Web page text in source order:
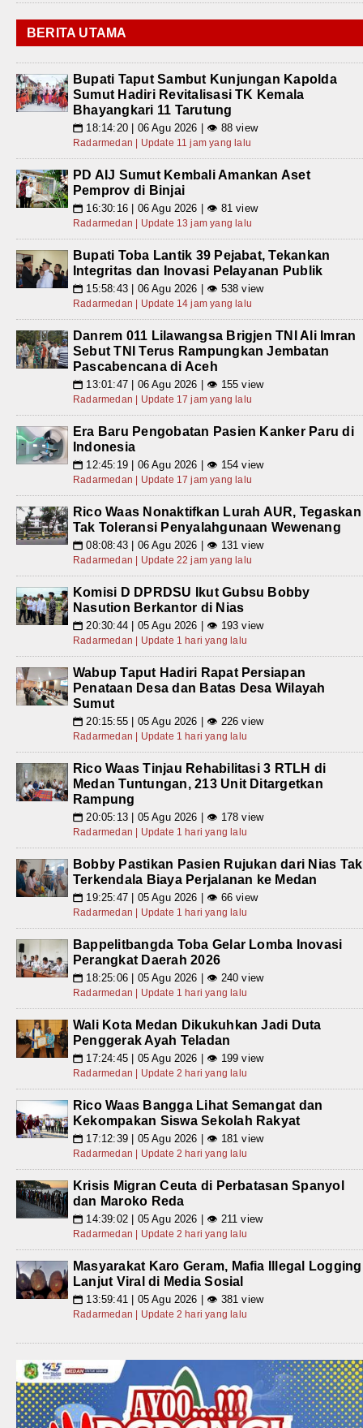
BERITA UTAMA
Bupati Taput Sambut Kunjungan Kapolda
Sumut Hadiri Revitalisasi TK Kemala
Bhayangkari 11 Tarutung
📅 18:14:20 | 06 Agu 2026 | 👁 88 view
Radarmedan | Update 11 jam yang lalu
PD AIJ Sumut Kembali Amankan Aset
Pemprov di Binjai
📅 16:30:16 | 06 Agu 2026 | 👁 81 view
Radarmedan | Update 13 jam yang lalu
Bupati Toba Lantik 39 Pejabat, Tekankan
Integritas dan Inovasi Pelayanan Publik
📅 15:58:43 | 06 Agu 2026 | 👁 538 view
Radarmedan | Update 14 jam yang lalu
Danrem 011 Lilawangsa Brigjen TNI Ali Imran
Sebut TNI Terus Rampungkan Jembatan
Pascabencana di Aceh
📅 13:01:47 | 06 Agu 2026 | 👁 155 view
Radarmedan | Update 17 jam yang lalu
Era Baru Pengobatan Pasien Kanker Paru di
Indonesia
📅 12:45:19 | 06 Agu 2026 | 👁 154 view
Radarmedan | Update 17 jam yang lalu
Rico Waas Nonaktifkan Lurah AUR, Tegaskan
Tak Toleransi Penyalahgunaan Wewenang
📅 08:08:43 | 06 Agu 2026 | 👁 131 view
Radarmedan | Update 22 jam yang lalu
Komisi D DPRDSU Ikut Gubsu Bobby
Nasution Berkantor di Nias
📅 20:30:44 | 05 Agu 2026 | 👁 193 view
Radarmedan | Update 1 hari yang lalu
Wabup Taput Hadiri Rapat Persiapan
Penataan Desa dan Batas Desa Wilayah
Sumut
📅 20:15:55 | 05 Agu 2026 | 👁 226 view
Radarmedan | Update 1 hari yang lalu
Rico Waas Tinjau Rehabilitasi 3 RTLH di
Medan Tuntungan, 213 Unit Ditargetkan
Rampung
📅 20:05:13 | 05 Agu 2026 | 👁 178 view
Radarmedan | Update 1 hari yang lalu
Bobby Pastikan Pasien Rujukan dari Nias Tak
Terkendala Biaya Perjalanan ke Medan
📅 19:25:47 | 05 Agu 2026 | 👁 66 view
Radarmedan | Update 1 hari yang lalu
Bappelitbangda Toba Gelar Lomba Inovasi
Perangkat Daerah 2026
📅 18:25:06 | 05 Agu 2026 | 👁 240 view
Radarmedan | Update 1 hari yang lalu
Wali Kota Medan Dikukuhkan Jadi Duta
Penggerak Ayah Teladan
📅 17:24:45 | 05 Agu 2026 | 👁 199 view
Radarmedan | Update 2 hari yang lalu
Rico Waas Bangga Lihat Semangat dan
Kekompakan Siswa Sekolah Rakyat
📅 17:12:39 | 05 Agu 2026 | 👁 181 view
Radarmedan | Update 2 hari yang lalu
Krisis Migran Ceuta di Perbatasan Spanyol
dan Maroko Reda
📅 14:39:02 | 05 Agu 2026 | 👁 211 view
Radarmedan | Update 2 hari yang lalu
Masyarakat Karo Geram, Mafia Illegal Logging
Lanjut Viral di Media Sosial
📅 13:59:41 | 05 Agu 2026 | 👁 381 view
Radarmedan | Update 2 hari yang lalu